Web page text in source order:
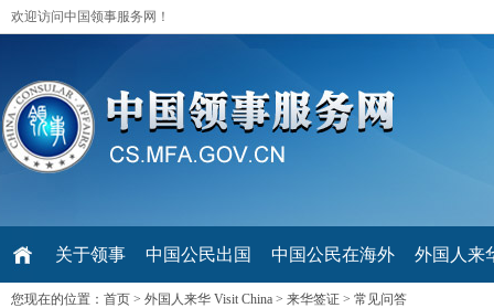
欢迎访问中国领事服务网！
关于领事 中国公民出国 中国公民在海外 外国人来
您现在的位置： 首页 > 外国人来华 Visit China > 来华签证 > 常见问答